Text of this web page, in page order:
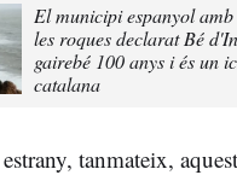
El municipi espanyol
les roques declarat Bé
gairebé 100 anys i és un
catalana
tanmateix,